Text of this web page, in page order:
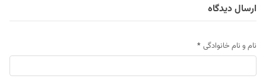
ارسال دیدگاه
نام و نام خانوادگی *